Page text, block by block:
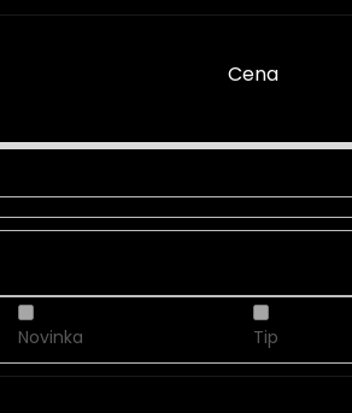
Cena
Novinka Tip